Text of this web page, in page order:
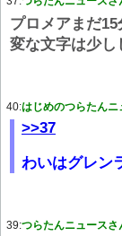
プロメアまだ
変な文字は少し
40:はじめのつらたんニ
>>37
わいはグレン
39:つらたんニュースさ